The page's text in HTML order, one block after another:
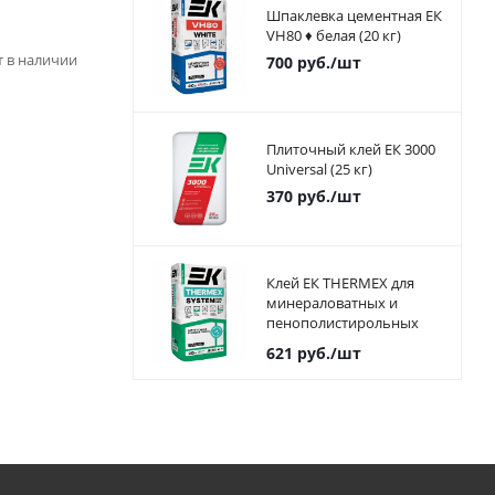
в наличии
Шпаклевка цементная ЕК
VH80 ♦ белая (20 кг)
700руб./шт
Плиточный клей ЕК 3000
Universal (25 кг)
370руб./шт
Клей ЕК THERMEX для
минераловатных и
пенополистирольных
плит 25 кг
621 руб./шт